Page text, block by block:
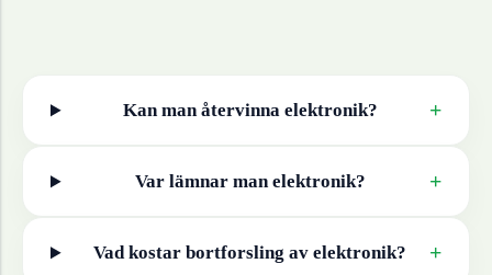
Kan man återvinna elektronik? +
Var lämnar man elektronik? +
Vad kostar bortforsling av elektronik? +